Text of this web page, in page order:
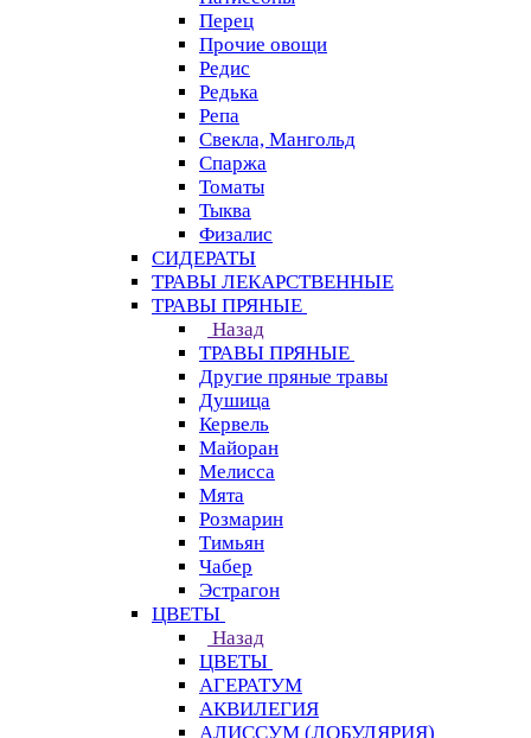
Перец
Прочие овощи
Редис
Редька
Репа
Свекла, Мангольд
Спаржа
Томаты
Тыква
Физалис
СИДЕРАТЫ
ТРАВЫ ЛЕКАРСТВЕННЫЕ
ТРАВЫ ПРЯНЫЕ
Назад
ТРАВЫ ПРЯНЫЕ
Другие пряные травы
Душица
Кервель
Майоран
Мелисса
Мята
Розмарин
Тимьян
Чабер
Эстрагон
ЦВЕТЫ
Назад
ЦВЕТЫ
АГЕРАТУМ
АКВИЛЕГИЯ
АЛИССУМ (ЛОБУЛЯРИЯ)